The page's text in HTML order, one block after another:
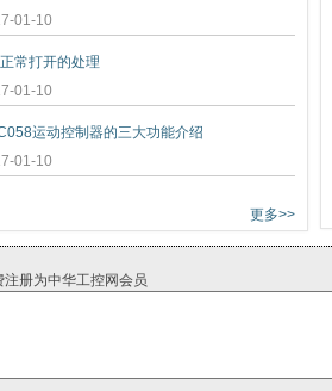
01-10
常打开的处理
01-10
运动控制器的三大功能介绍
01-10
更多>>
注册为中华工控网会员